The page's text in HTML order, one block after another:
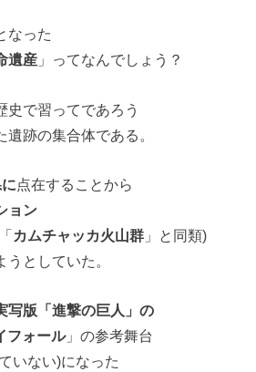
なった
遺産 」ってなんでしょう？
史で習ってであろう
跡の集合体である。
点在することから
ョン
カムチャッカ火山群 」と同類)
としていた。
写版「進撃の巨人」の
フォール」の参考舞台
いない)になった